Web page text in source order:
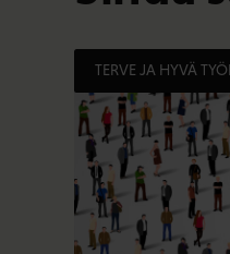
TERVE JA HYVÄ